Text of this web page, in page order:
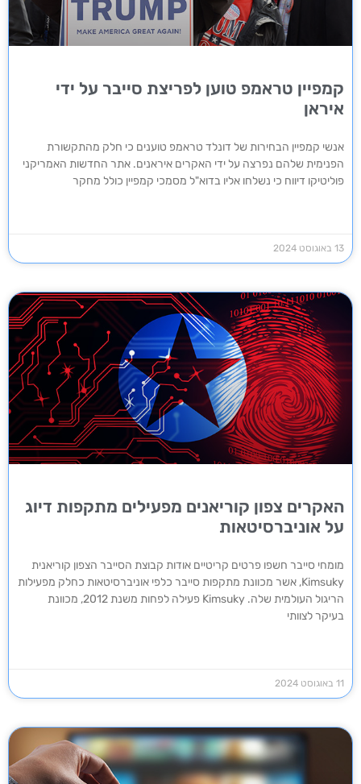
קמפיין טראמפ טוען לפריצת סייבר על ידי
איראן
אנשי קמפיין הבחירות של דונלד טראמפ טוענים כי חלק מהתקשורת
הפנימית שלהם נפרצה על ידי האקרים איראנים. אתר החדשות האמריקני
פוליטיקו דיווח כי נשלחו אליו בדוא"ל מסמכי קמפיין כולל מחקר
13 באוגוסט 2024
האקרים צפון קוריאנים מפעילים מתקפות דיוג
על אוניברסיטאות
מומחי סייבר חשפו פרטים קריטיים אודות קבוצת הסייבר הצפון קוריאנית
Kimsuky, אשר מכוונת מתקפות סייבר כלפי אוניברסיטאות כחלק מפעילות
הריגול העולמית שלה. Kimsuky פעילה לפחות משנת 2012, מכוונת
בעיקר לצוותי
11 באוגוסט 2024